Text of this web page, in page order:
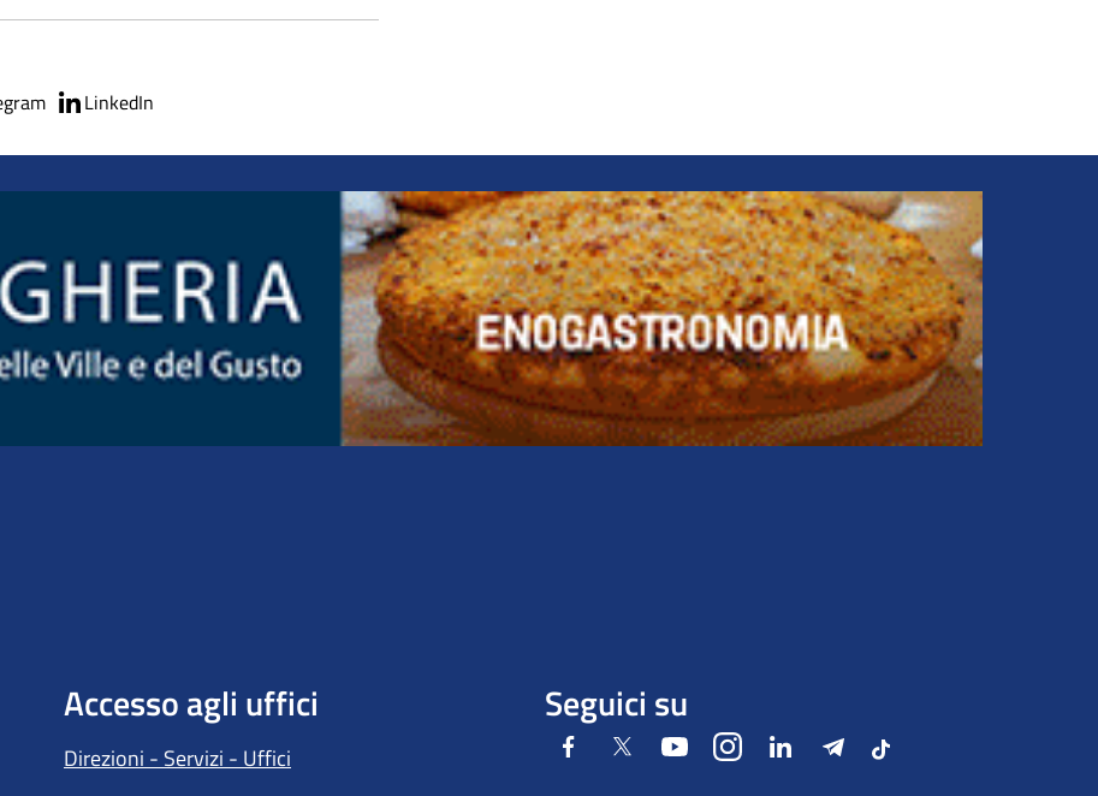
LinkedIn
Accesso agli uffici
Direzioni - Servizi - Uffici
Seguici su
FacebookTwitter YoutubeInstagramLinkedIn Telegram
Tiktok